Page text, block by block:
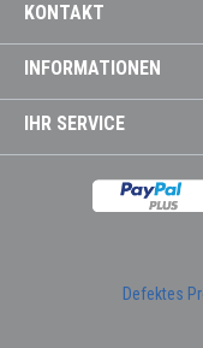
KONTAKT
INFORMATIONEN
IHR SERVICE
Defektes